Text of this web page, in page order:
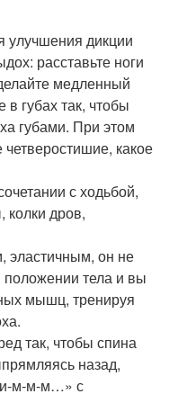
улучшения дикции
расставьте ноги
медленный
губах так, чтобы
губами. При этом
какое
с ходьбой,
колки дров,
эластичным, он не
тела и вы
мышц, тренируя
так, чтобы спина
назад,
м-м-м…» с